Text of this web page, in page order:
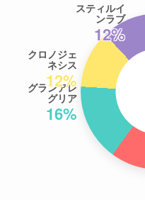
グランアレ
グリア
16%
クロノジェ
ネシス
12%
スティルイ
ンラブ
12%